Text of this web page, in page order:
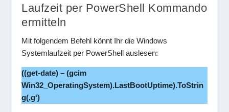
Laufzeit per PowerShell Kommando
ermitteln
Mit folgendem Befehl könnt Ihr die Windows
Systemlaufzeit per PowerShell auslesen:
((get-date) – (gcim
Win32_OperatingSystem).LastBootUptime).ToStrin
g(‚g‘)